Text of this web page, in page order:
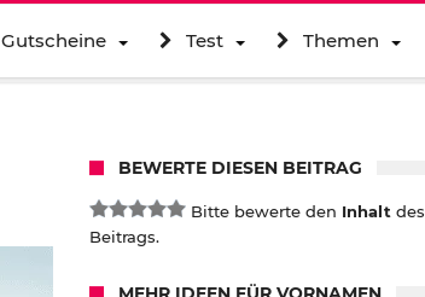
Gutscheine Test Themen
BEWERTE DIESEN BEITRAG
Bitte bewerte den Inhalt des
Beitrags.